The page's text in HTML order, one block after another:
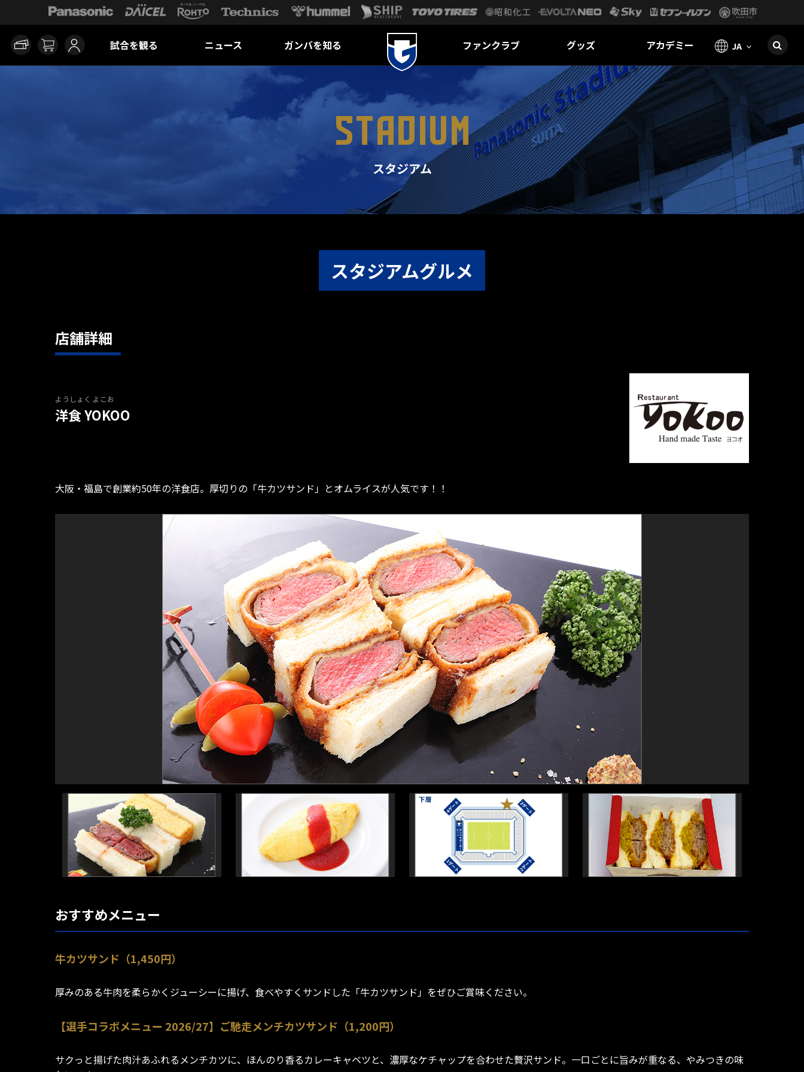
試合を観る ニュース ガンバを知る ファンクラブ グッズ アカデミー JA
STADIUM
スタジアム
スタジアムグルメ
店舗詳細
ようしょく よこお
洋食 YOKOO
大阪・福島で創業約50年の洋食店。厚切りの「牛カツサンド」とオムライスが人気です！！
おすすめメニュー
牛カツサンド（1,450円）
厚みのある牛肉を柔らかくジューシーに揚げ、食べやすくサンドした「牛カツサンド」をぜひご賞味ください。
【選手コラボメニュー 2026/27】ご馳走メンチカツサンド（1,200円）
サクっと揚げた肉汁あふれるメンチカツに、ほんのり香るカレーキャベツと、濃厚なケチャップを合わせた贅沢サンド。一口ごとに旨みが重なる、やみつきの味